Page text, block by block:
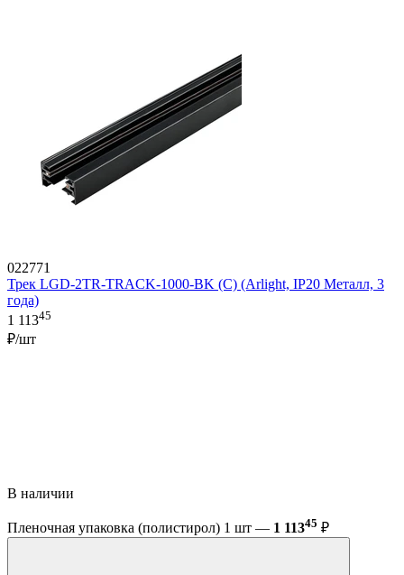
022771
Трек LGD-2TR-TRACK-1000-BK (C) (Arlight, IP20 Металл, 3
года)
1 11345
₽/шт
В наличии
Пленочная упаковка (полистирол) 1 шт — 1 11345 ₽